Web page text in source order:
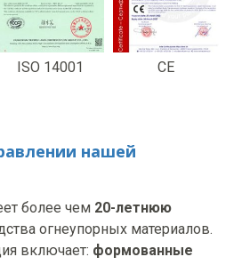
ISO 14001 CE
нашей
более чем 20-летнюю
огнеупорных материалов.
включает: формованные